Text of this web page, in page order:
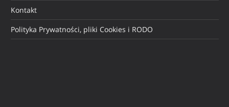
Kontakt
Polityka Prywatności, pliki Cookies i RODO